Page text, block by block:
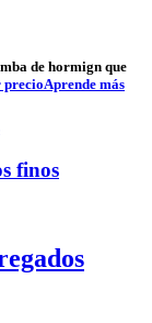
de hormign que
precioAprende más
finos